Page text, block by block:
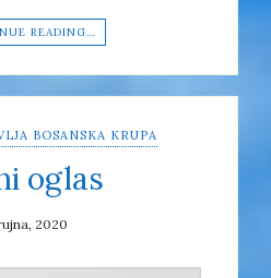
READING…
BOSANSKA KRUPA
oglas
2020